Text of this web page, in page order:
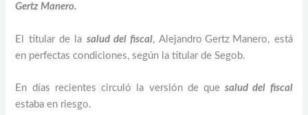
Gertz Manero.
El titular de la salud del fiscal, Alejandro Gertz Manero, está
en perfectas condiciones, según la titular de Segob.
En días recientes circuló la versión de quesalud del fiscal
estaba en riesgo.